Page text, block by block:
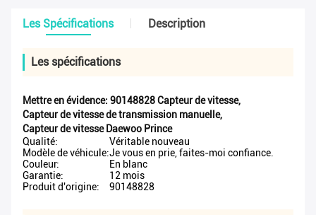
Les Spécifications Description
Les spécifications
Mettre en évidence: 90148828 Capteur de vitesse,
Capteur de vitesse de transmission manuelle,
Capteur de vitesse Daewoo Prince
Qualité:
Véritable nouveau
Modèle de véhicule:Je vous en prie, faites-moi confiance.
Couleur:
En blanc
Garantie:
12 mois
Produit d'origine:
90148828